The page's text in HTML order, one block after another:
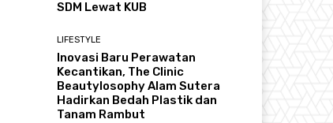
SDM Lewat KUB
LIFESTYLE
Inovasi Baru Perawatan
Kecantikan, The Clinic
Beautylosophy Alam Sutera
Hadirkan Bedah Plastik dan
Tanam Rambut